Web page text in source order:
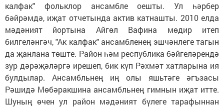
калфак" фольклор ансамбле оешты. Ул һәрбер
бәйрәмдә, иҗат отчетында актив катнашты. 2010 елда
мәдәният йортына Айгөл Вафина мөдир итеп
билгеләнгәч, "Ак калфак" ансамбленең эшчәнлеге тагын
да җанлана төште. Район һәм республика бәйгеләрендә
зур дәрәҗәләргә ирешеп, бик күп Рәхмәт хатларына ия
булдылар. Ансамбльнең иң олы яшьтәге әгъзасы
Рәшидә Мөбәракшина ансамбльнең гимнын иҗат итте.
Шуның өчен ул район мәдәният бүлеге тарафыннан